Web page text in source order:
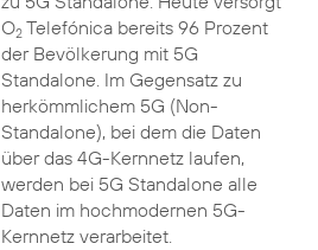
O2Telefónica bereits 96 Prozent
der Bevölkerung mit 5G
Standalone. Im Gegensatz zu
herkömmlichem 5G (Non-
Standalone), bei dem die Daten
über das 4G-Kernnetz laufen,
werden bei 5G Standalone alle
Daten im hochmodernen 5G-
Kernnetz verarbeitet.